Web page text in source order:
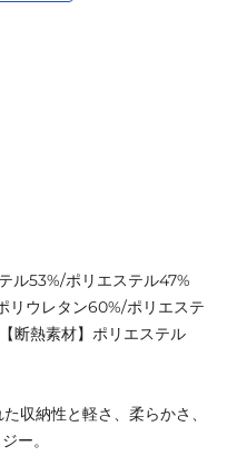
ル53%/ポリエステル47%
リウレタン60%/ポリエステ
断熱素材】ポリエステル
収納性と軽さ、柔らかさ、
ー。